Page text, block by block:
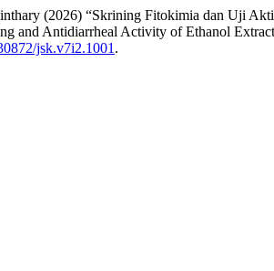
(2026) “Skrining Fitokimia dan Uji
and Antidiarrheal Activity of Ethanol
jsk.v7i2.1001 .